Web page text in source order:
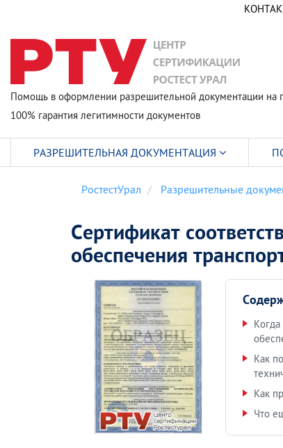
Помощь в оформлении разрешительной документации на
100% гарантия легитимности документов
РостестУрал Разрешительные
Сертификат
обеспечения
Как
Как
Что
РАЗРЕШИТЕЛЬНАЯ ДОКУМЕНТАЦИЯ